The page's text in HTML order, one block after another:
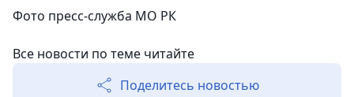
Фото пресс-служба МО РК
Все новости по теме читайте
Поделитесь новостью